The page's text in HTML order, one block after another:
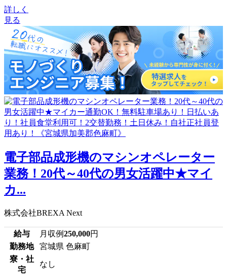
詳しく
見る
電子部品成形機のマシンオペレーター
業務！20代～40代の男女活躍中★マイ
カ...
株式会社BREXA Next
給与 月収例250,000円
勤務地
宮城県 色麻町
寮・社
宅
なし